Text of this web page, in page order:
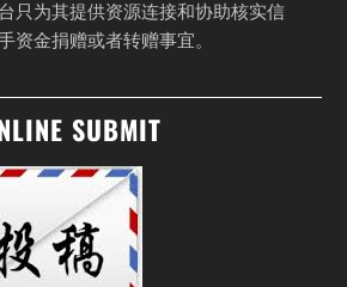
只为其提供资源连接和协助核实信
资金捐赠或者转赠事宜。
SUBMIT